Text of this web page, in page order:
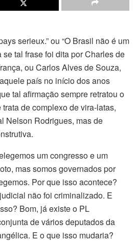
serieux.” ou “O Brasil não é um
se tal frase foi dita por Charles de
ou Carlos Alves de Souza,
país no início dos anos
tal afirmação sempre retratou o
de complexo de vira-latas,
Nelson Rodrigues, mas de
um congresso e um
mas somos governados por
Por que isso acontece?
não foi criminalizado. E
Bom, já existe o PL
de vários deputados da
E o que isso mudaria?